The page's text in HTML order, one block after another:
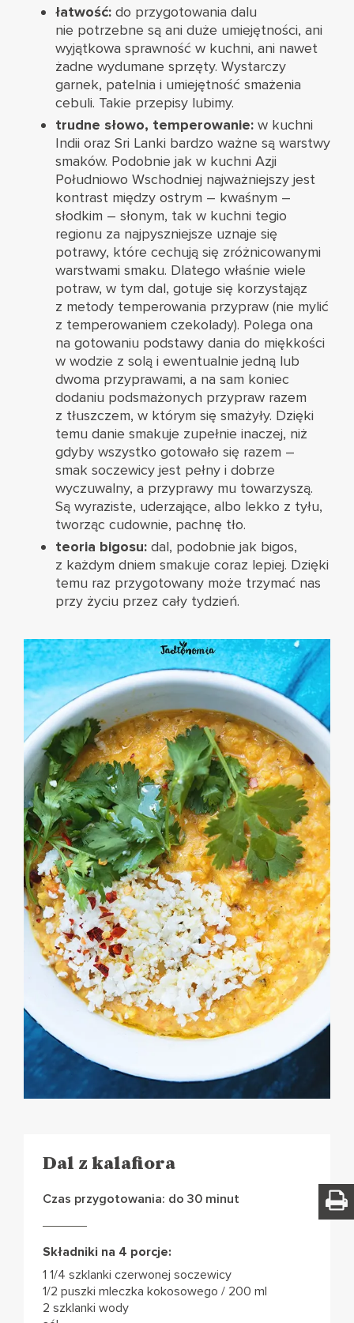
łatwość: do przygotowania dalu
nie potrzebne są ani duże umiejętności, ani
wyjątkowa sprawność w kuchni, ani nawet
żadne wydumane sprzęty. Wystarczy
garnek, patelnia i umiejętność smażenia
cebuli. Takie przepisy lubimy.
trudne słowo, temperowanie: w kuchni
Indii oraz Sri Lanki bardzo ważne są warstwy
smaków. Podobnie jak w kuchni Azji
Południowo Wschodniej najważniejszy jest
kontrast między ostrym – kwaśnym –
słodkim – słonym, tak w kuchni tegio
regionu za najpyszniejsze uznaje się
potrawy, które cechują się zróżnicowanymi
warstwami smaku. Dlatego właśnie wiele
potraw, w tym dal, gotuje się korzystająz
z metody temperowania przypraw (nie mylić
z temperowaniem czekolady). Polega ona
na gotowaniu podstawy dania do miękkości
w wodzie z solą i ewentualnie jedną lub
dwoma przyprawami, a na sam koniec
dodaniu podsmażonych przypraw razem
z tłuszczem, w którym się smażyły. Dzięki
temu danie smakuje zupełnie inaczej, niż
gdyby wszystko gotowało się razem –
smak soczewicy jest pełny i dobrze
wyczuwalny, a przyprawy mu towarzyszą.
Są wyraziste, uderzające, albo lekko z tyłu,
tworząc cudownie, pachnę tło.
teoria bigosu: dal, podobnie jak bigos,
z każdym dniem smakuje coraz lepiej. Dzięki
temu raz przygotowany może trzymać nas
przy życiu przez cały tydzień.
Dal z kalafiora
Czas przygotowania: do 30 minut
Składniki na 4 porcje:
1 1/4 szklanki czerwonej soczewicy
1/2 puszki mleczka kokosowego / 200 ml
2 szklanki wody